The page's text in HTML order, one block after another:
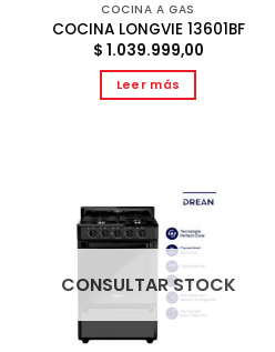
COCINA A GAS
COCINA LONGVIE 13601BF
$ 1.039.999,00
Leer más
CONSULTAR STOCK